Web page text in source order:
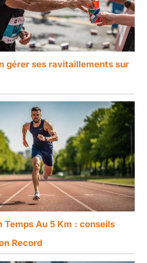
gérer ses ravitaillements sur
Temps Au 5 Km : conseils
Record